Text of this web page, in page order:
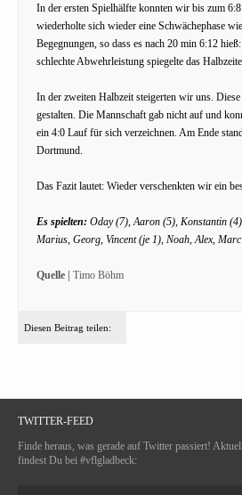
In der ersten Spielhälfte konnten wir bis zum
wiederholte sich wieder eine Schwächephase
Begegnungen, so dass es nach 20 min 6:12
schlechte Abwehrleistung spiegelte das
In der zweiten Halbzeit steigerten wir uns.
gestalten. Die Mannschaft gab nicht auf und
ein 4:0 Lauf für sich verzeichnen. Am Ende
Dortmund.
Das Fazit lautet: Wieder verschenkten wir ein
Es spielten: Oday (7), Aaron (5), Konstantin
Marius, Georg, Vincent (je 1), Noah, Alex,
Quelle | Timo Böhm
Diesen Beitrag teilen:
TWITTER-FEED
Finde heraus, was gerade auf Twitter passiert!
findest Du bei #vflgladbeck: